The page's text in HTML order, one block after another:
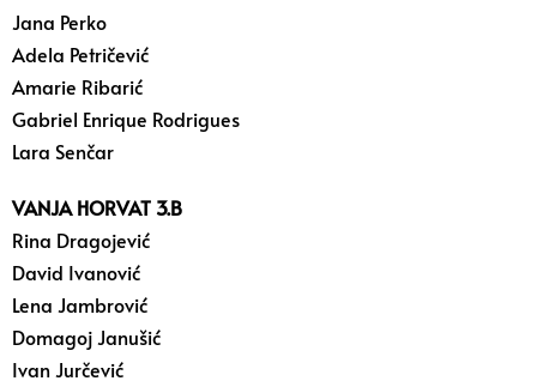
Jana Perko
Adela Petričević
Amarie Ribarić
Gabriel Enrique Rodrigues
Lara Senčar
VANJA HORVAT 3.B
Rina Dragojević
David Ivanović
Lena Jambrović
Domagoj Janušić
Ivan Jurčević